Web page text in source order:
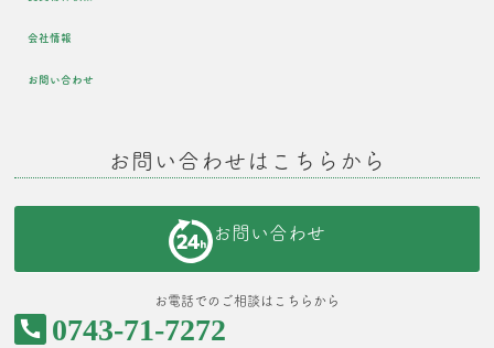
会社情報
お問い合わせ
お問い合わせはこちらから
お問い合わせ
お電話でのご相談はこちらから
0743-71-7272